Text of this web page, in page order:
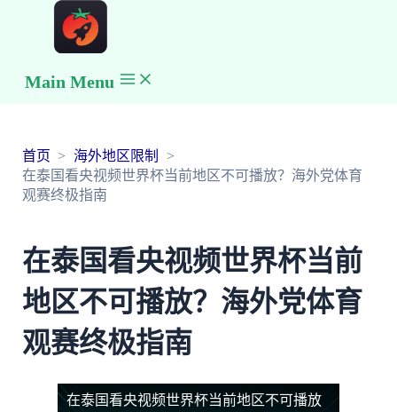
Main Menu
首页
海外地区限制
在泰国看央视频世界杯当前地区不可播放？海外党体育
观赛终极指南
在泰国看央视频世界杯当前
地区不可播放？海外党体育
观赛终极指南
在泰国看央视频世界杯当前地区不可播放